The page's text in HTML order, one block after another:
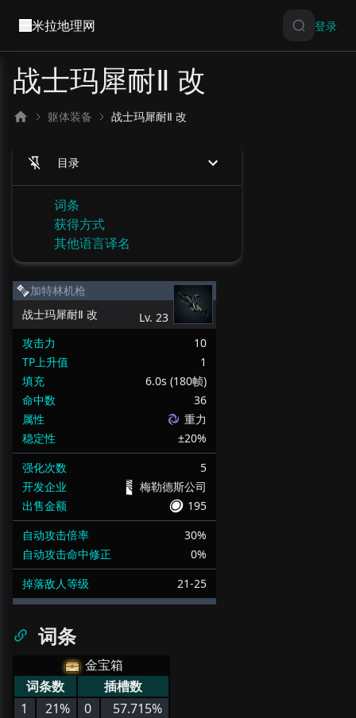
米拉地理网 登录
战士玛犀耐Ⅱ 改
躯体装备 战士玛犀耐Ⅱ 改
目录
词条
获得方式
其他语言译名
加特林机枪
战士玛犀耐Ⅱ 改
Lv. 23
攻击力
10
TP上升值
1
填充
6.0s (180帧)
命中数
36
属性
重力
稳定性
±20%
强化次数
5
开发企业
梅勒德斯公司
出售金额
195
自动攻击倍率
30%
自动攻击命中修正
0%
掉落敌人等级
21-25
词条
金宝箱
词条数
插槽数
1
21% 0
57.715%